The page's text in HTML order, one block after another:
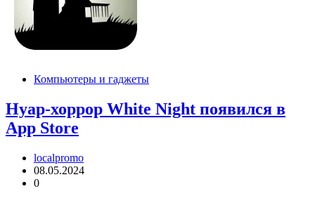
Компьютеры и гаджеты
Нуар-хоррор White Night появился в
App Store
localpromo
08.05.2024
0